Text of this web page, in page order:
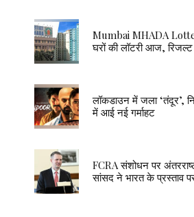
Mumbai MHADA
घरों की लॉटरी आज,
लॉकडाउन में जला ‘तंदूर’,
में आई नई गर्माहट
FCRA संशोधन पर
सांसद ने भारत के प्रस्ताव